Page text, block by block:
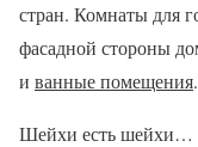
стран. Комнаты для
фасадной стороны
и ванные помещения.
Шейхи есть шейхи…